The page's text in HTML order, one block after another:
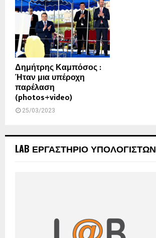
Δημήτρης Καμπόσος :
Ήταν μια υπέροχη
παρέλαση
(photos+video)
25/03/2023
LAB ΕΡΓΑΣΤΗΡΙΟ ΥΠΟΛΟΓΙΣΤΩΝ